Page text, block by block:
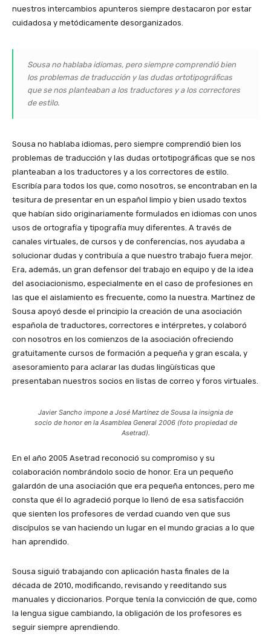
nuestros intercambios apunteros siempre destacaron por estar
cuidadosa y metódicamente desorganizados.
Sousa no hablaba idiomas, pero siempre comprendió bien
los problemas de traducción y las dudas ortotipográficas
que se nos planteaban a los traductores y a los correctores
de estilo.
Sousa no hablaba idiomas, pero siempre comprendió bien los
problemas de traducción y las dudas ortotipográficas que se nos
planteaban a los traductores y a los correctores de estilo.
Escribía para todos los que, como nosotros, se encontraban en la
tesitura de presentar en un español limpio y bien usado textos
que habían sido originariamente formulados en idiomas con unos
usos de ortografía y tipografía muy diferentes. A través de
canales virtuales, de cursos y de conferencias, nos ayudaba a
solucionar dudas y contribuía a que nuestro trabajo fuera mejor.
Era, además, un gran defensor del trabajo en equipo y de la idea
del asociacionismo, especialmente en el caso de profesiones en
las que el aislamiento es frecuente, como la nuestra. Martínez de
Sousa apoyó desde el principio la creación de una asociación
española de traductores, correctores e intérpretes, y colaboró
con nosotros en los comienzos de la asociación ofreciendo
gratuitamente cursos de formación a pequeña y gran escala, y
asesoramiento para aclarar las dudas lingüísticas que
presentaban nuestros socios en listas de correo y foros virtuales.
Javier Sancho impone a José Martínez de Sousa la insignia de
socio de honor en la Asamblea General 2006 (foto propiedad de
Asetrad).
En el año 2005 Asetrad reconoció su compromiso y su
colaboración nombrándolo socio de honor. Era un pequeño
galardón de una asociación que era pequeña entonces, pero me
consta que él lo agradeció porque lo llenó de esa satisfacción
que sienten los profesores de verdad cuando ven que sus
discípulos se van haciendo un lugar en el mundo gracias a lo que
han aprendido.
Sousa siguió trabajando con aplicación hasta finales de la
década de 2010, modificando, revisando y reeditando sus
manuales y diccionarios. Porque tenía la convicción de que, como
la lengua sigue cambiando, la obligación de los profesores es
seguir siempre aprendiendo.